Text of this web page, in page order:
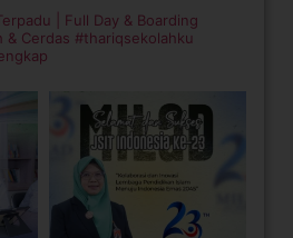
| Full Day & Boarding
& Cerdas #thariqsekolahku